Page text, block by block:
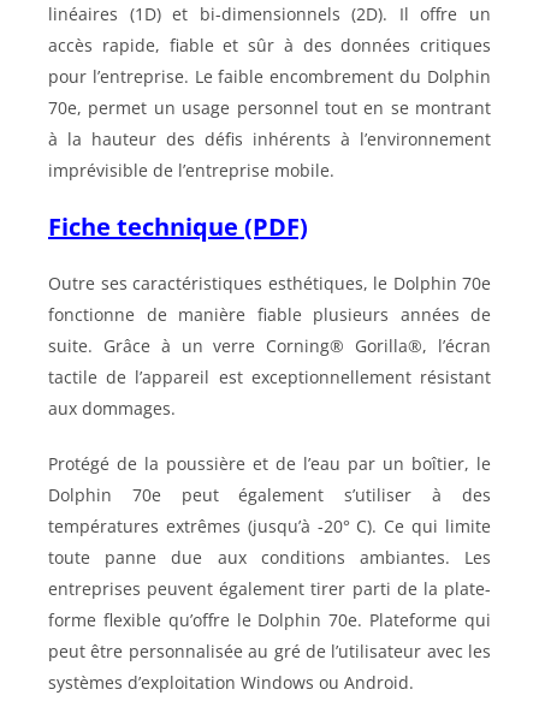
linéaires (1D) et bi-dimensionnels (2D). Il offre un
accès rapide, fiable et sûr à des données critiques
pour l’entreprise. Le faible encombrement du Dolphin
70e, permet un usage personnel tout en se montrant
à la hauteur des défis inhérents à l’environnement
imprévisible de l’entreprise mobile.
Fiche technique (PDF)
Outre ses caractéristiques esthétiques, le Dolphin 70e
fonctionne de manière fiable plusieurs années de
suite. Grâce à un verre Corning® Gorilla®, l’écran
tactile de l’appareil est exceptionnellement résistant
aux dommages.
Protégé de la poussière et de l’eau par un boîtier, le
Dolphin 70e peut également s’utiliser à des
températures extrêmes (jusqu’à -20° C). Ce qui limite
toute panne due aux conditions ambiantes. Les
entreprises peuvent également tirer parti de la plate-
forme flexible qu’offre le Dolphin 70e. Plateforme qui
peut être personnalisée au gré de l’utilisateur avec les
systèmes d’exploitation Windows ou Android.